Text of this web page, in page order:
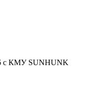
с КМУ SUNHUNK